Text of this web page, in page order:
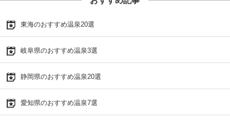
東海のおすすめ温泉20選
岐阜県のおすすめ温泉3選
静岡県のおすすめ温泉20選
愛知県のおすすめ温泉7選